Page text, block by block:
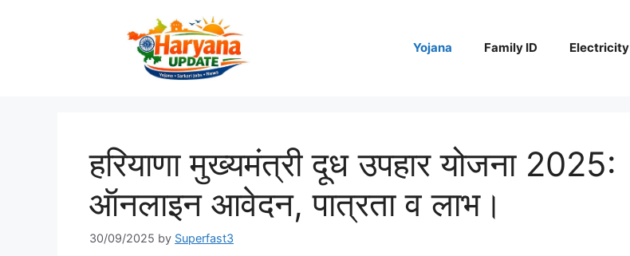
Yojana Family ID Electricity
हरियाणा मुख्यमंत्री दूध उपहार योजना 2025:
ऑनलाइन आवेदन, पात्रता व लाभ।
30/09/2025 by Superfast3